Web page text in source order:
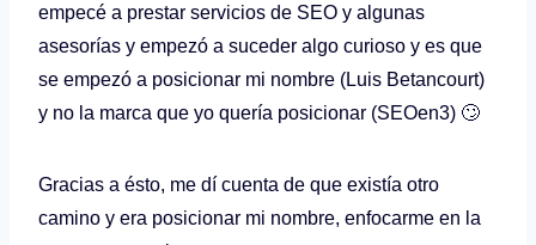
empecé a prestar servicios de SEO y algunas
asesorías y empezó a suceder algo curioso y es que
se empezó a posicionar mi nombre (Luis Betancourt)
y no la marca que yo quería posicionar (SEOen3) 🙄
Gracias a ésto, me dí cuenta de que existía otro
camino y era posicionar mi nombre, enfocarme en la